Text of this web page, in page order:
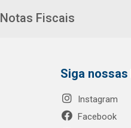
Notas Fiscais
Siga
Instagram
Facebook